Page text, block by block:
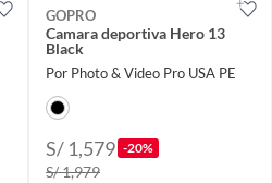
GOPRO
Camara deportiva Hero 13
Black
Por Photo & Video Pro USA PE
S/ 1,579 -20%
S/ 1,979